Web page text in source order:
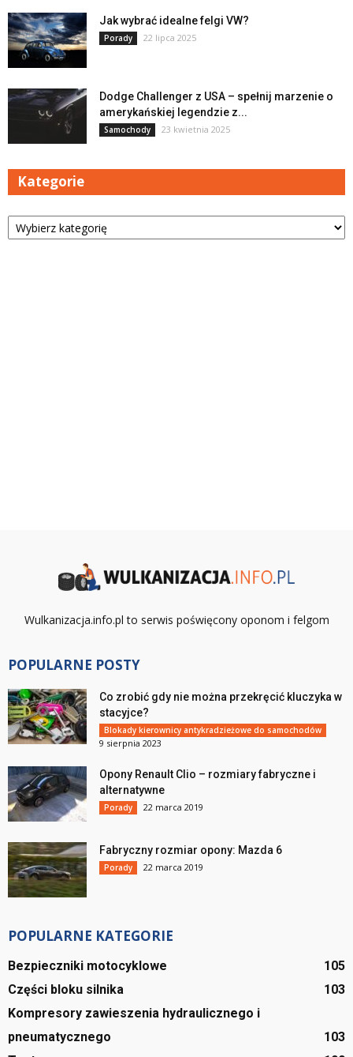
Jak wybrać idealne felgi VW?
Porady 22 lipca 2025
Dodge Challenger z USA – spełnij marzenie o
amerykańskiej legendzie z...
Samochody 23 kwietnia 2025
Kategorie
Kategorie
Wulkanizacja.info.pl to serwis poświęcony oponom i felgom
POPULARNE POSTY
Co zrobić gdy nie można przekręcić kluczyka w
stacyjce?
Blokady kierownicy antykradzieżowe do samochodów
9 sierpnia 2023
Opony Renault Clio – rozmiary fabryczne i
alternatywne
Porady 22 marca 2019
Fabryczny rozmiar opony: Mazda 6
Porady 22 marca 2019
POPULARNE KATEGORIE
Bezpieczniki motocyklowe
105
Części bloku silnika
103
Kompresory zawieszenia hydraulicznego i
pneumatycznego
103